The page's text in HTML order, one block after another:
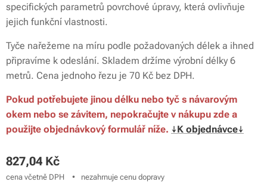
specifických parametrů povrchové úpravy, která ovlivňuje
jejich funkční vlastnosti.
Tyče nařežeme na míru podle požadovaných délek a ihned
připravíme k odeslání. Skladem držíme výrobní délky 6
metrů. Cena jednoho řezu je 70 Kč bez DPH.
Pokud potřebujete jinou délku nebo tyč s návarovým
okem nebo se závitem, nepokračujte v nákupu zde a
použijte objednávkový formulář níže. ↓K objednávce↓
827,04 Kč
cena včetně DPH nezahrnuje cenu dopravy